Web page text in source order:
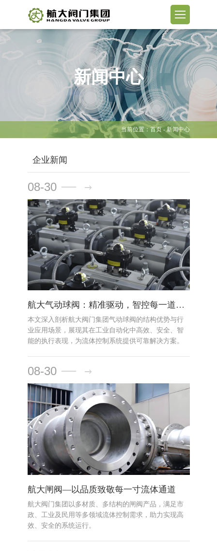
新闻中心
当前位置：首页- 新闻中心
企业新闻
08-30
航大气动球阀：精准驱动，智控每一道流体
本文深入剖析航大阀门集团气动球阀的结构优势与行
业应用场景，展现其在工业自动化中高效、安全、智
能的执行表现，为流体控制系统提供可靠解决方案。
08-30
航大闸阀—以品质致敬每一寸流体通道
航大阀门集团以多材质、多结构的闸阀产品，满足市
政、工业及民用等多领域流体控制需求，助力实现高
效、安全的系统运行。